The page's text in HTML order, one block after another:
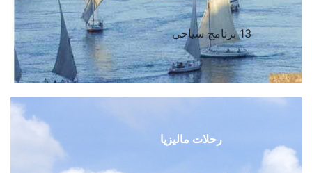
13 برنامج سياحي
رحلات ماليزيا